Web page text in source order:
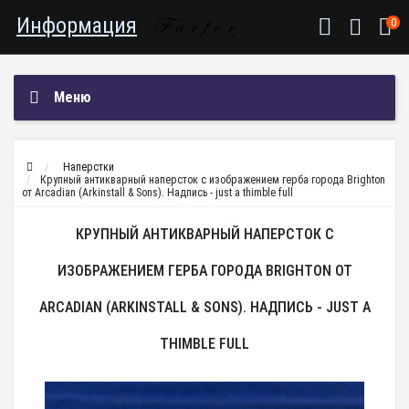
Информация 0
Меню
Наперстки
Крупный антикварный наперсток с изображением герба города Brighton
от Arcadian (Arkinstall & Sons). Надпись - just a thimble full
КРУПНЫЙ АНТИКВАРНЫЙ НАПЕРСТОК С
ИЗОБРАЖЕНИЕМ ГЕРБА ГОРОДА BRIGHTON ОТ
ARCADIAN (ARKINSTALL & SONS). НАДПИСЬ - JUST A
THIMBLE FULL